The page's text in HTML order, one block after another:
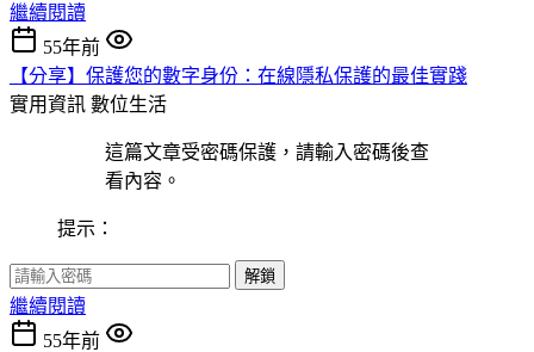
繼續閱讀
55年前
【分享】保護您的數字身份：在線隱私保護的最佳實踐
實用資訊 數位生活
這篇文章受密碼保護，請輸入密碼後查
看內容。
提示：
解鎖
繼續閱讀
55年前